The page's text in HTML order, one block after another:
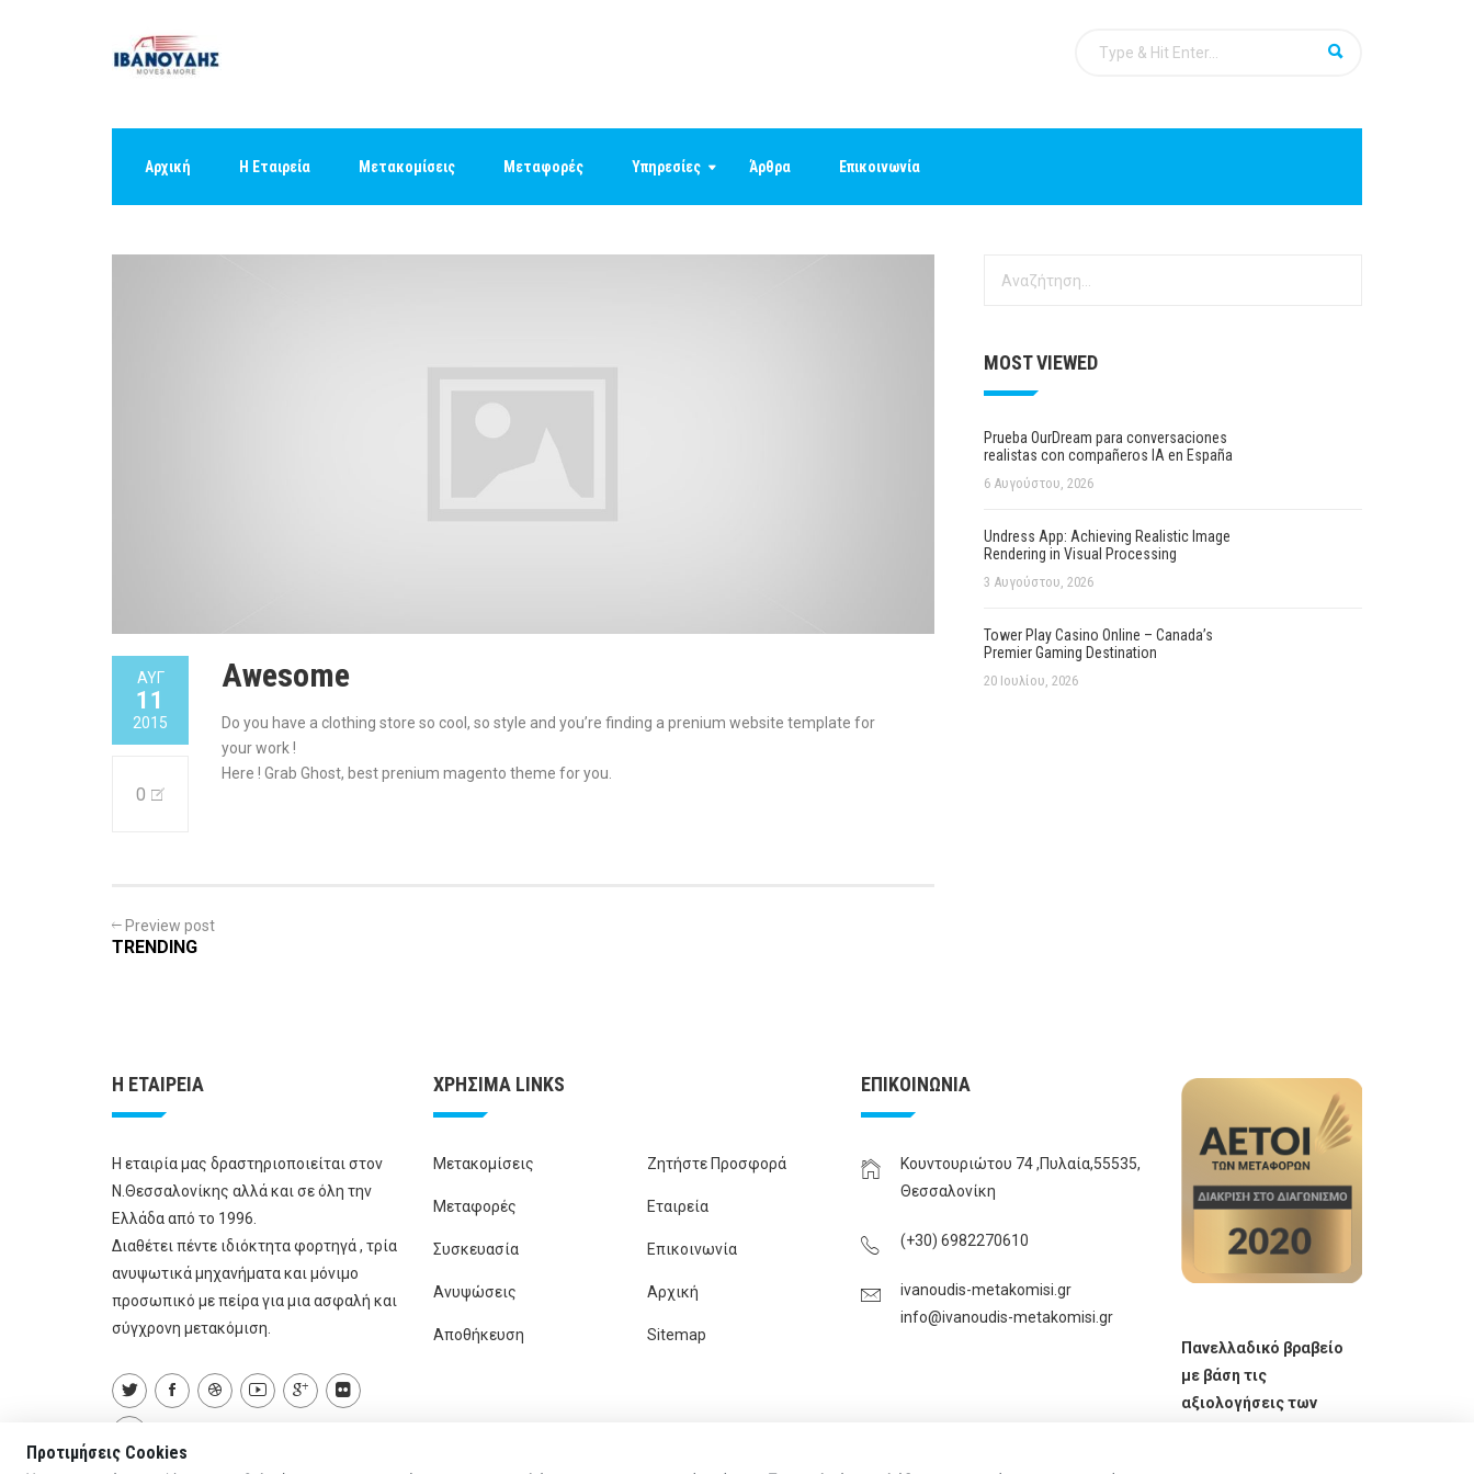
Αρχική Η Εταιρεία Μετακομίσεις Μεταφορές Υπηρεσίες Άρθρα Επικοινωνία
ΑΥΓ
11
2015
0
Awesome
Do you have a clothing store so cool, so style and you’re finding a prenium website template for
your work !
Here ! Grab Ghost, best prenium magento theme for you.
Preview post
TRENDING
για:
MOST VIEWED
Prueba OurDream para conversaciones
realistas con compañeros IA en España
6 Αυγούστου, 2026
Undress App: Achieving Realistic Image
Rendering in Visual Processing
3 Αυγούστου, 2026
Tower Play Casino Online – Canada’s
Premier Gaming Destination
20 Ιουλίου, 2026
Η ΕΤΑΙΡΕΙΑ
Η εταιρία μας δραστηριοποιείται στον
Ν.Θεσσαλονίκης αλλά και σε όλη την
Ελλάδα από το 1996.
Διαθέτει πέντε ιδιόκτητα φορτηγά , τρία
ανυψωτικά μηχανήματα και μόνιμο
προσωπικό με πείρα για μια ασφαλή και
σύγχρονη μετακόμιση.
ΧΡΗΣΙΜΑ LINKS
Μετακομίσεις
Μεταφορές
Συσκευασία
Ανυψώσεις
Αποθήκευση
Ζητήστε Προσφορά
Εταιρεία
Επικοινωνία
Αρχική
Sitemap
ΕΠΙΚΟΙΝΩΝΙΑ
Κουντουριώτου 74 ,Πυλαία,55535,
Θεσσαλονίκη
(+30) 6982270610
ivanoudis-metakomisi.gr
info@ivanoudis-metakomisi.gr
Πανελλαδικό βραβείο
με βάση τις
αξιολογήσεις των
Προτιμήσεις Cookies